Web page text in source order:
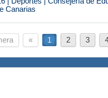
Canarias
« 1 2 3